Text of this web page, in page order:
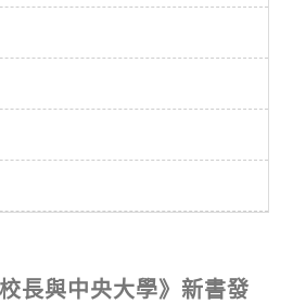
長與中央大學》新書發